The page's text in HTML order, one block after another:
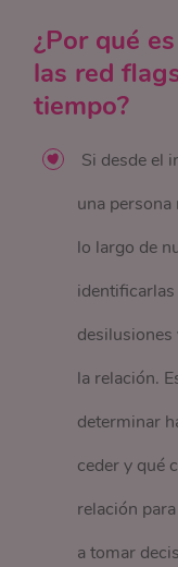
¿Por qué
las red
tiempo?
Si desde el
una persona
lo largo de
la relación.
determinar
ceder y qué
relación
a tomar